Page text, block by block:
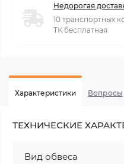
Недорогая
10 транспортных
ТК бесплатная
Характеристики Вопросы
ТЕХНИЧЕСКИЕ
Вид обвеса